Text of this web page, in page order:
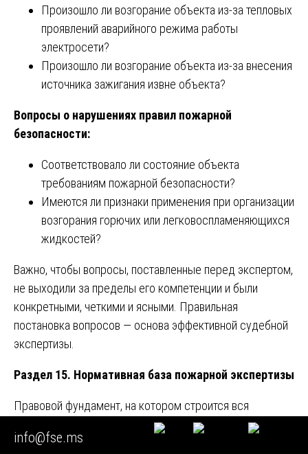
Произошло ли возгорание объекта из-за тепловых
проявлений аварийного режима работы
электросети?
Произошло ли возгорание объекта из-за внесения
источника зажигания извне объекта?
Вопросы о нарушениях правил пожарной
безопасности:
Соответствовало ли состояние объекта
требованиям пожарной безопасности?
Имеются ли признаки применения при организации
возгорания горючих или легковоспламеняющихся
жидкостей?
Важно, чтобы вопросы, поставленные перед экспертом,
не выходили за пределы его компетенции и были
конкретными, четкими и ясными. Правильная
постановка вопросов — основа эффективной судебной
экспертизы.
Раздел 15. Нормативная база пожарной экспертизы
Правовой фундамент, на котором строится вся
государственная судебно-экспертная деятельность,
включая пожарную экспертизу, заложен в
info@fse.ms